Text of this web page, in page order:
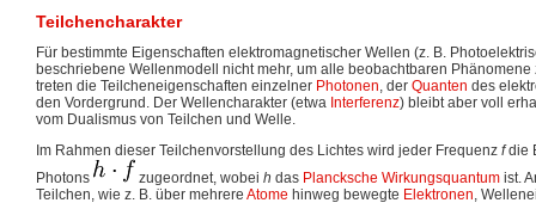
Teilchencharakter
Für bestimmte Eigenschaften elektromagnetischer Wellen (z. B.
beschriebene Wellenmodell nicht mehr, um alle beobachtbaren
treten die Teilcheneigenschaften einzelner Photonen, der Quanten des
den Vordergrund. Der Wellencharakter (etwa Interferenz) bleibt aber voll
vom Dualismus von Teilchen und Welle.
Im Rahmen dieser Teilchenvorstellung des Lichtes wird jeder Frequenz fdie
Photons
zugeordnet, wobei h das Plancksche Wirkungsquantum ist.
Teilchen, wie z. B. über mehrere Atome hinweg bewegte Elektronen,